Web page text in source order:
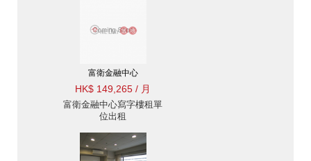
富衛金融中心
HK$ 149,265 / 月
富衛金融中心寫字樓租單
位出租